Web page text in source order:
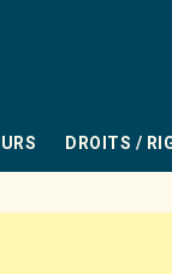
DROITS /